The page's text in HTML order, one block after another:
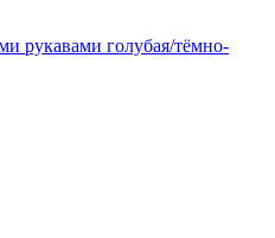
рукавами голубая/тёмно-